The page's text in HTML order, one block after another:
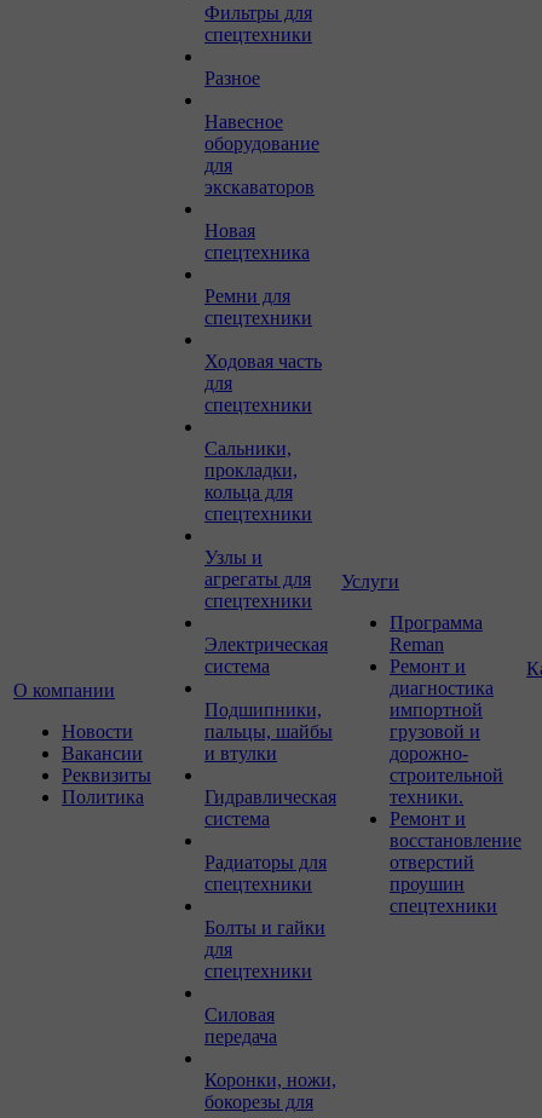
О компании
Новости
Вакансии
Реквизиты
Политика
Фильтры для
спецтехники
Разное
Навесное
оборудование
для
экскаваторов
Новая
спецтехника
Ремни для
спецтехники
Ходовая часть
для
спецтехники
Сальники,
прокладки,
кольца для
спецтехники
Узлы и
агрегаты для
спецтехники
Электрическая
система
Подшипники,
пальцы, шайбы
и втулки
Гидравлическая
система
Радиаторы для
спецтехники
Болты и гайки
для
спецтехники
Силовая
передача
Коронки, ножи,
бокорезы для
Услуги
Программа
Reman
Ремонт и
диагностика
импортной
грузовой и
дорожно-
строительной
техники.
Ремонт и
восстановление
отверстий
проушин
спецтехники